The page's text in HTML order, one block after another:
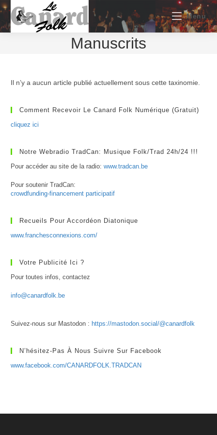
Skip
to
content
Menu
Manuscrits
Il n’y a aucun article publié actuellement sous cette taxinomie.
Comment Recevoir Le Canard Folk Numérique (gratuit)
cliquez ici
Notre Webradio TradCan: Musique Folk/Trad 24h/24 !!!
Pour accéder au site de la radio:www.tradcan.be
Pour soutenir TradCan:
crowdfunding-financement participatif
Recueils Pour Accordéon Diatonique
www.franchesconnexions.com/
Votre Publicité Ici ?
Pour toutes infos, contactez
info@canardfolk.be
Suivez-nous sur Mastodon : https://mastodon.social/@canardfolk
N’hésitez-Pas À Nous Suivre Sur Facebook
www.facebook.com/CANARDFOLK.TRADCAN